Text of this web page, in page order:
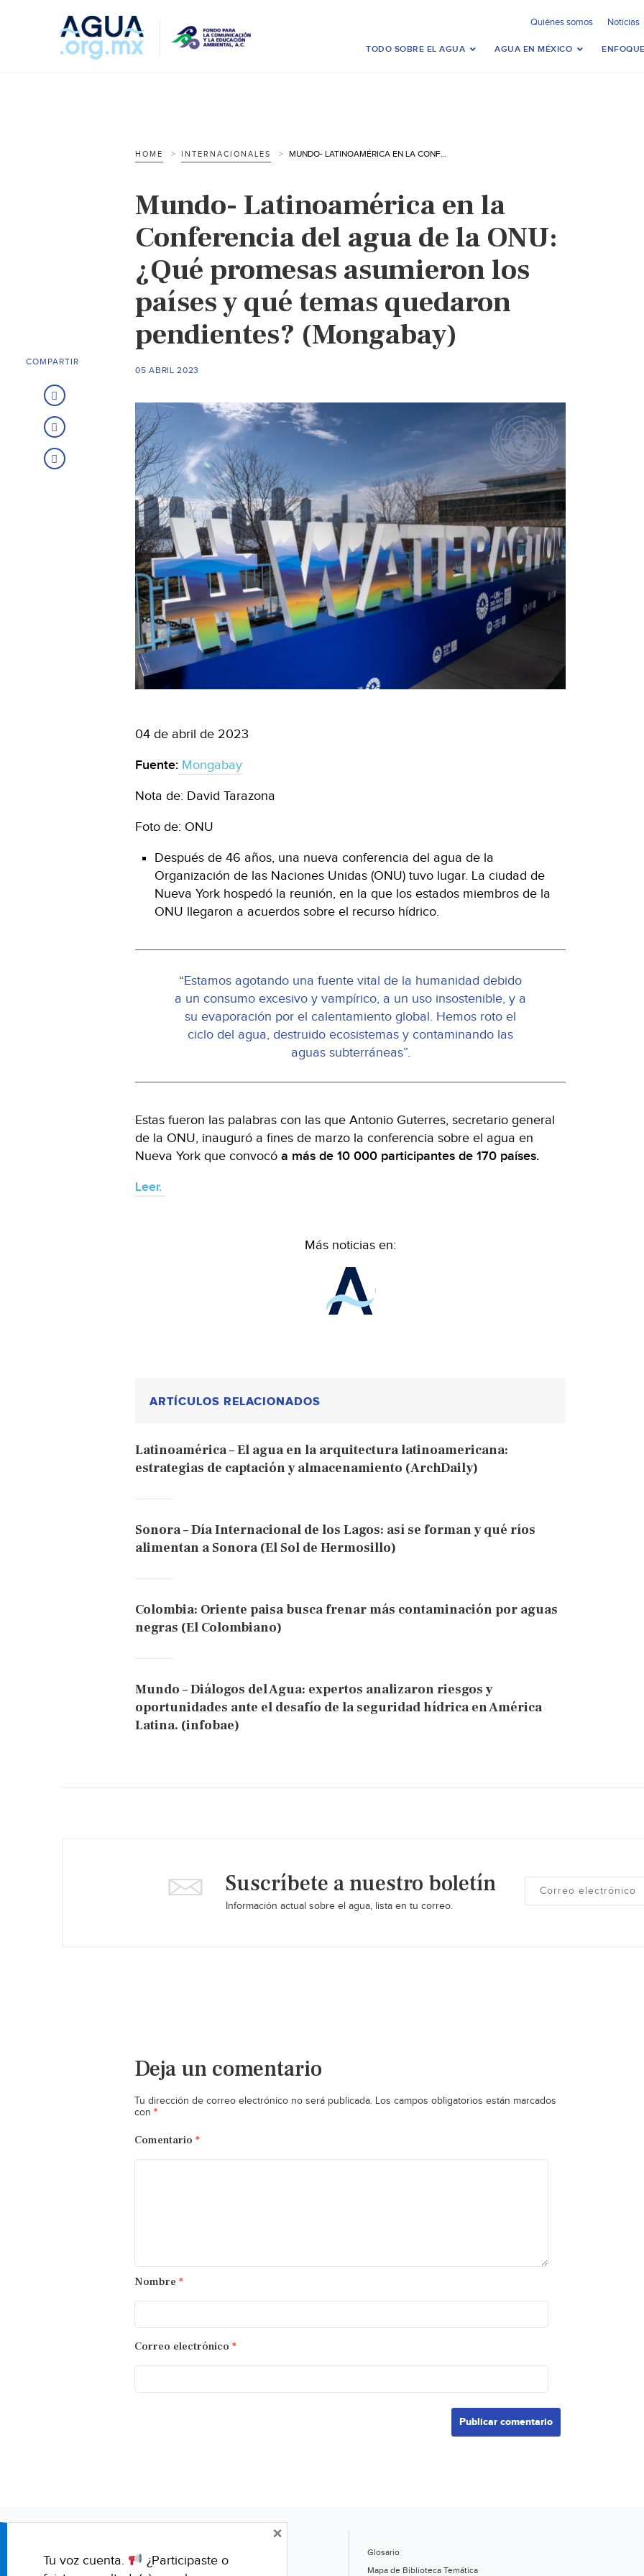
Quiénes somos Noticias
TODO SOBRE EL AGUA AGUA EN MÉXICO
HOME INTERNACIONALES MUNDO- LATINOAMÉRICA EN LA CONFERENCIA DEL AGUA DE LA ONU: ¿QUÉ PROMESAS ASUMIERON LOS PAÍSES Y QUÉ TEMAS QUEDARON PENDIENTES? (MONGABAY)
Mundo- Latinoamérica en la
Conferencia del agua de la ONU:
¿Qué promesas asumieron los
países y qué temas quedaron
pendientes? (Mongabay)
05 ABRIL 2023
04 de abril de 2023
Fuente: Mongabay
Nota de: David Tarazona
Foto de: ONU
Después de 46 años, una nueva conferencia del agua de la
Organización de las Naciones Unidas (ONU) tuvo lugar. La ciudad de
Nueva York hospedó la reunión, en la que los estados miembros de la
ONU llegaron a acuerdos sobre el recurso hídrico.
“Estamos agotando una fuente vital de la humanidad debido
a un consumo excesivo y vampírico, a un uso insostenible, y a
su evaporación por el calentamiento global. Hemos roto el
ciclo del agua, destruido ecosistemas y contaminando las
aguas subterráneas”.
Estas fueron las palabras con las que Antonio Guterres, secretario general
de la ONU, inauguró a fines de marzo la conferencia sobre el agua en
Nueva York que convocó a más de 10 000 participantes de 170 países.
Leer.
Más noticias en:
ARTÍCULOS RELACIONADOS
Latinoamérica – El agua en la arquitectura latinoamericana:
estrategias de captación y almacenamiento (ArchDaily)
Sonora – Día Internacional de los Lagos: así se forman y qué ríos
alimentan a Sonora (El Sol de Hermosillo)
Colombia: Oriente paisa busca frenar más contaminación por aguas
negras (El Colombiano)
Mundo – Diálogos del Agua: expertos analizaron riesgos y
oportunidades ante el desafío de la seguridad hídrica en América
Latina. (infobae)
COMPARTIR
Suscríbete a nuestro boletín
Información actual sobre el agua, lista en tu correo.
Deja un comentario
Tu dirección de correo electrónico no será publicada. Los campos obligatorios están marcados
con *
Comentario *
Nombre *
Correo electrónico *
Glosario
Mapa de Biblioteca Temática
Tu voz cuenta.
¿Participaste o
×